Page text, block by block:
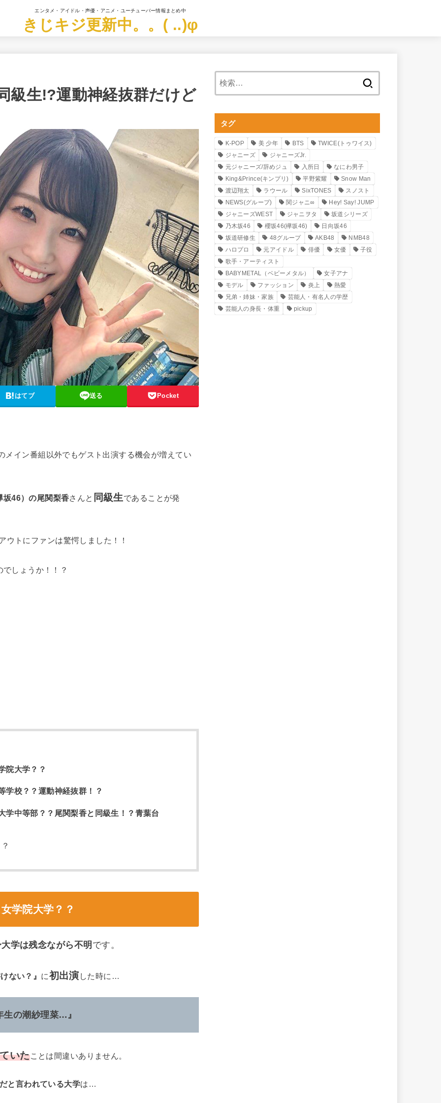
エンタメ・アイドル・声優・アニメ・ユーチューバー情報まとめ中
きじキジ更新中。。( ..)φ
級生!?運動神経抜群だけど
はてブ 送る Pocket
イン番組以外でもゲスト出演する機会が増えてい
46）の尾関梨香さんと 同級生であることが発
ウトにファンは驚愕しました！！
でしょうか！！？
院大学？？
学校？？運動神経抜群！？
学中等部？？尾関梨香と同級生！？青葉台
学院大学？？
学は残念ながら不明 です。
ない？』 に初出演 した時に…
生の潮紗理菜…』
いたことは間違いありません。
と言われている大学は…
タグ
K-POP 美 少年 BTS
TWICE(トゥワイス)
ジャニーズ
ジャニーズJr.
元ジャニーズ/辞めジュ
入所日
なにわ男子
King&Prince(キンプリ)
平野紫耀
Snow Man
渡辺翔太
ラウール SixTONES
スノスト
NEWS(グループ)
関ジャニ∞
Hey! Say! JUMP
ジャニーズWEST
ジャニヲタ
坂道シリーズ
乃木坂46
櫻坂46(欅坂46)
日向坂46
坂道研修生
48グループ AKB48
NMB48
ハロプロ
元アイドル 俳優 女優
子役
歌手・アーティスト
BABYMETAL（ベビーメタル）
女子アナ
モデル
ファッション 炎上
熱愛
兄弟・姉妹・家族
芸能人・有名人の学歴
芸能人の身長・体重
pickup